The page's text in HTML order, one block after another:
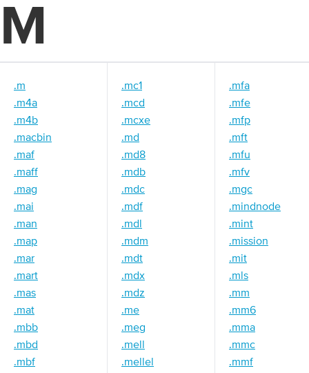
M
.m
.m4a
.m4b
.macbin
.maf
.maff
.mag
.mai
.man
.map
.mar
.mart
.mas
.mat
.mbb
.mbd
.mbf
.mc1
.mcd
.mcxe
.md
.md8
.mdb
.mdc
.mdf
.mdl
.mdm
.mdt
.mdx
.mdz
.me
.meg
.mell
.mellel
.mfa
.mfe
.mfp
.mft
.mfu
.mfv
.mgc
.mindnode
.mint
.mission
.mit
.mls
.mm
.mm6
.mma
.mmc
.mmf